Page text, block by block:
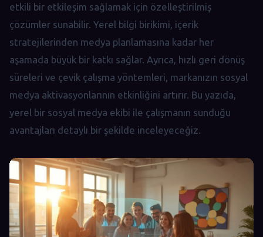
etkili bir etkileşim sağlamak için özelleştirilmiş
çözümler sunabilir. Yerel bilgi birikimi, içerik
stratejilerinden medya planlamasına kadar her
aşamada büyük bir katkı sağlar. Ayrıca, hızlı geri dönüş
süreleri ve çevik çalışma yöntemleri, markanızın sosyal
medya aktivasyonlarının etkinliğini artırır. Bu yazıda,
yerel bir sosyal medya ekibi ile çalışmanın sunduğu
avantajları detaylı bir şekilde inceleyeceğiz.